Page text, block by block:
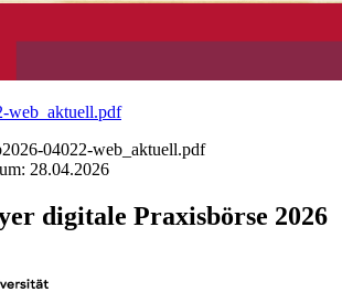
web_aktuell.pdf
04022-web_aktuell.pdf
28.04.2026
digitale Praxisbörse 2026